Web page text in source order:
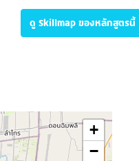
ดู Skillmap ของหลักสูตรนี้
+
−